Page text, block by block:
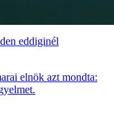
eddiginél
elnök azt mondta: